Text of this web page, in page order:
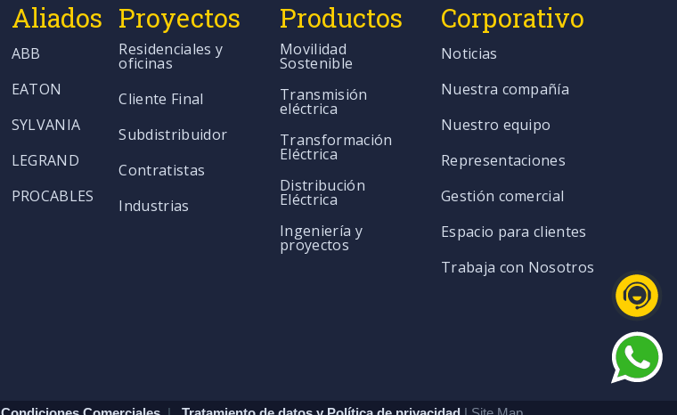
Aliados
ABB
EATON
SYLVANIA
LEGRAND
PROCABLES
Proyectos
Residenciales y
oficinas
Cliente Final
Subdistribuidor
Contratistas
Industrias
Productos
Movilidad
Sostenible
Transmisión
eléctrica
Transformación
Eléctrica
Distribución
Eléctrica
Ingeniería y
proyectos
Corporativo
Noticias
Nuestra compañía
Nuestro equipo
Representaciones
Gestión comercial
Espacio para clientes
Trabaja con Nosotros